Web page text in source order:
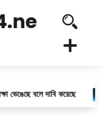
বলে দাবি করেছে